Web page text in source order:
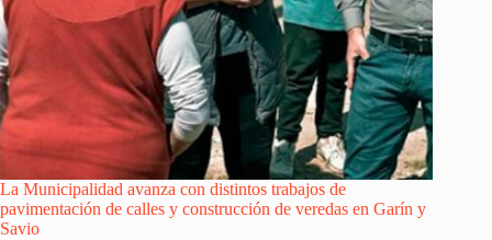
La Municipalidad avanza con distintos trabajos de
pavimentación de calles y construcción de veredas en Garín y
Savio